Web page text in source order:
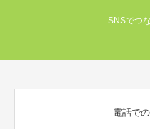
SNSでつ
電話で